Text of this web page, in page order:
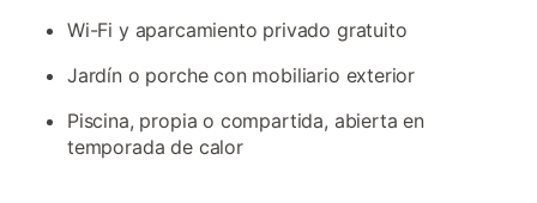
Wi-Fi y aparcamiento privado gratuito
Jardín o porche con mobiliario exterior
Piscina, propia o compartida, abierta en
temporada de calor